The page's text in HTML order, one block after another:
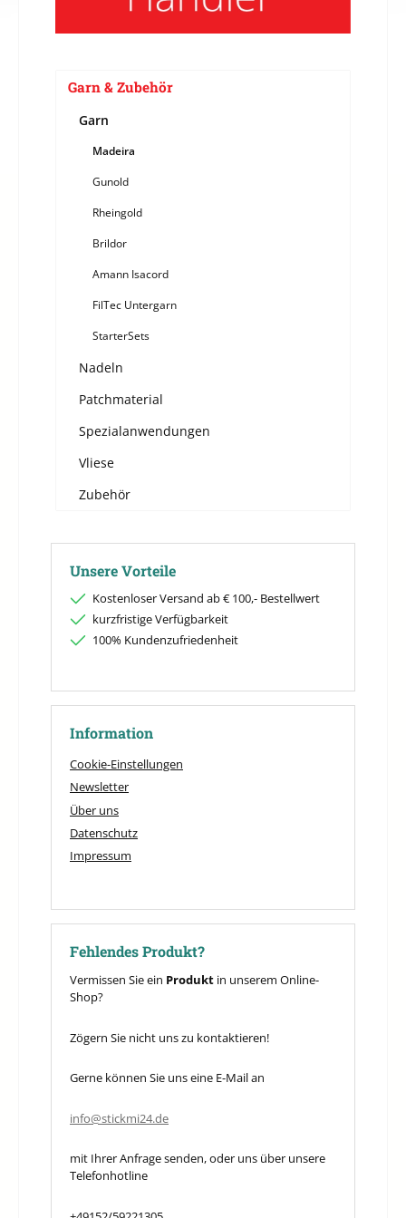
Garn & Zubehör
Garn
Madeira
Gunold
Rheingold
Brildor
Amann Isacord
FilTec Untergarn
StarterSets
Nadeln
Patchmaterial
Spezialanwendungen
Vliese
Zubehör
Unsere Vorteile
Kostenloser Versand ab € 100,- Bestellwert
kurzfristige Verfügbarkeit
100% Kundenzufriedenheit
Information
Cookie-Einstellungen
Newsletter
Über uns
Datenschutz
Impressum
Fehlendes Produkt?
Vermissen Sie ein Produkt in unserem Online-
Shop?
Zögern Sie nicht uns zu kontaktieren!
Gerne können Sie uns eine E-Mail an
info@stickmi24.de
mit Ihrer Anfrage senden, oder uns über unsere
Telefonhotline